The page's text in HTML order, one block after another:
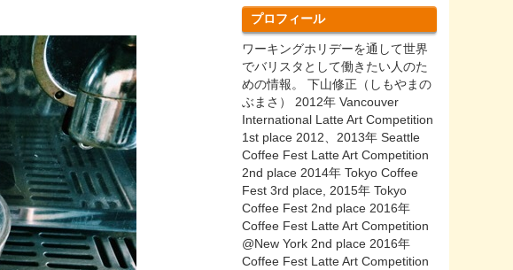
プロフィール
ワーキングホリデーを通して世界
でバリスタとして働きたい人のた
めの情報。 下山修正（しもやまの
ぶまさ） 2012年 Vancouver
International Latte Art Competition
1st place 2012、2013年 Seattle
Coffee Fest Latte Art Competition
2nd place 2014年 Tokyo Coffee
Fest 3rd place, 2015年 Tokyo
Coffee Fest 2nd place 2016年
Coffee Fest Latte Art Competition
@New York 2nd place 2016年
Coffee Fest Latte Art Competition